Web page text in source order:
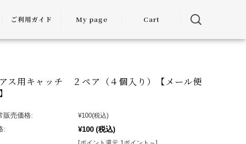
ご利用ガイド
ご利用ガイド
ついて
て
My page Cart
ス用キャッチ ２ペア（４個入り）【メール便
販売価格: ¥100(税込)
:
¥100 (税込)